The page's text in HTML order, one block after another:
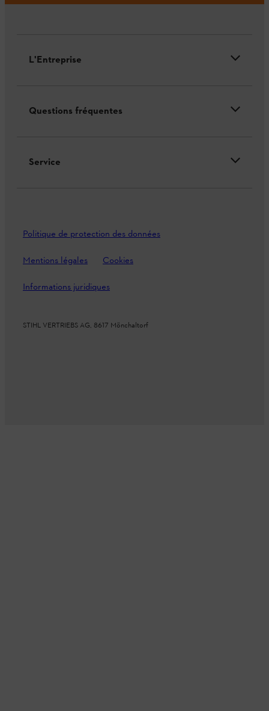
L'Entreprise
Questions fréquentes
Service
Politique de protection des données
Mentions légales Cookies
Informations juridiques
STIHL VERTRIEBS AG, 8617 Mönchaltorf